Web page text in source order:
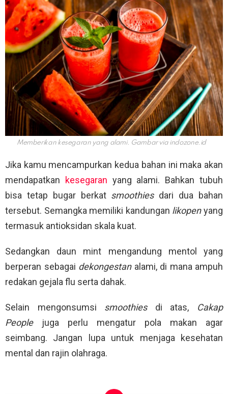
Memberikan kesegaran yang alami. Gambar via indozone.id
Jika kamu mencampurkan kedua bahan ini maka akan
mendapatkan
kesegaran yang alami. Bahkan tubuh
bisa tetap bugar berkat smoothies dari dua bahan
tersebut. Semangka memiliki kandungan likopenyang
termasuk antioksidan skala kuat.
Sedangkan daun mint mengandung mentol yang
berperan sebagai dekongestanalami, di mana ampuh
redakan gejala flu serta dahak.
Selain mengonsumsi smoothies di atas, Cakap
People juga perlu mengatur pola makan agar
seimbang. Jangan lupa untuk menjaga kesehatan
mental dan rajin olahraga.